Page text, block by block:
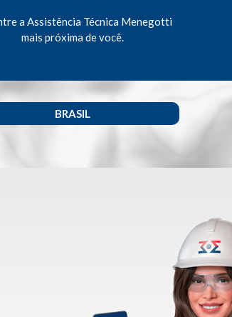
a Assistência Técnica Menegotti
mais próxima de você.
BRASIL